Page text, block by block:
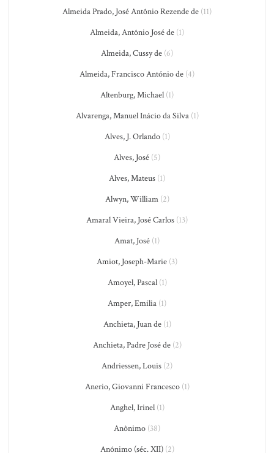
Almeida Prado, José Antônio Rezende de (11)
Almeida, Antônio José de (1)
Almeida, Cussy de (6)
Almeida, Francisco António de (4)
Altenburg, Michael (1)
Alvarenga, Manuel Inácio da Silva(1)
Alves, J. Orlando(1)
Alves, José (5)
Alves, Mateus (1)
Alwyn, William(2)
Amaral Vieira, José Carlos (13)
Amat, José (1)
Amiot, Joseph-Marie (3)
Amoyel, Pascal(1)
Amper, Emilia (1)
Anchieta, Juan de(1)
Anchieta, Padre José de(2)
Andriessen, Louis (2)
Anerio, Giovanni Francesco(1)
Anghel, Irinel(1)
Anônimo (38)
Anônimo (séc. XII)(2)